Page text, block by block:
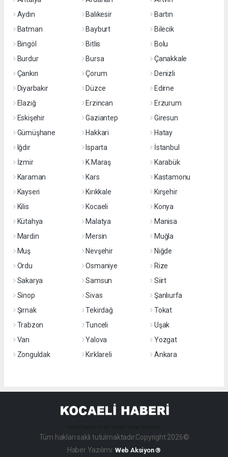
Aydın
Balıkesir
Bartın
Batman
Bayburt
Bilecik
Bingöl
Bitlis
Bolu
Burdur
Bursa
Çanakkale
Çankırı
Çorum
Denizli
Diyarbakır
Düzce
Edirne
Elazığ
Erzincan
Erzurum
Eskişehir
Gaziantep
Giresun
Gümüşhane
Hakkari
Hatay
Iğdır
Isparta
İstanbul
İzmir
K.Maraş
Karabük
Karaman
Kars
Kastamonu
Kayseri
Kırıkkale
Kırşehir
Kilis
Kocaeli
Konya
Kütahya
Malatya
Manisa
Mardin
Mersin
Muğla
Muş
Nevşehir
Niğde
Ordu
Osmaniye
Rize
Sakarya
Samsun
Siirt
Sinop
Sivas
Şanlıurfa
Şırnak
Tekirdağ
Tokat
Trabzon
Tunceli
Uşak
Van
Yalova
Yozgat
Zonguldak
Kırklareli Ankara
Tüm hakları saklı tutulmaktadır.Copyright 2026©
Haber Yazılımı: Web Aksiyon ®